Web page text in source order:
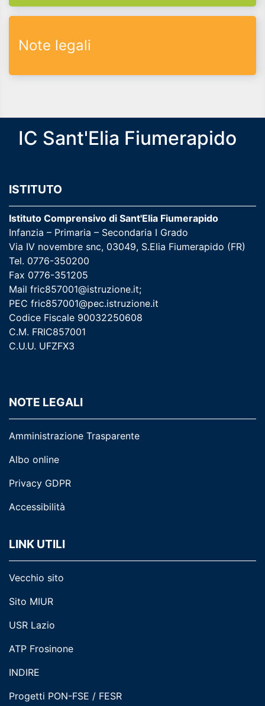
Note legali
IC Sant'Elia Fiumerapido
ISTITUTO
Istituto Comprensivo di Sant'Elia Fiumerapido
Infanzia – Primaria – Secondaria I Grado
Via IV novembre snc, 03049, S.Elia Fiumerapido (FR)
Tel. 0776-350200
Fax 0776-351205
Mail fric857001@istruzione.it;
PEC fric857001@pec.istruzione.it
Codice Fiscale 90032250608
C.M. FRIC857001
C.U.U. UFZFX3
NOTE LEGALI
Amministrazione Trasparente
Albo online
Privacy GDPR
Accessibilità
LINK UTILI
Vecchio sito
Sito MIUR
USR Lazio
ATP Frosinone
INDIRE
Progetti PON-FSE / FESR